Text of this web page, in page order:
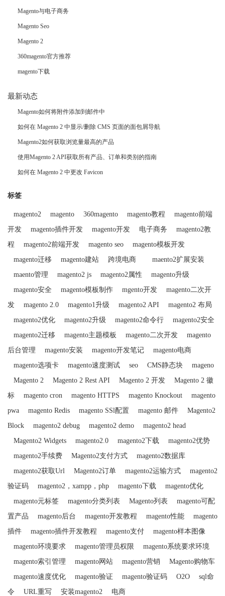
Magento与电子商务
Magento Seo
Magento 2
360magento官方推荐
magento下载
最新动态
Magento如何将附件添加到邮件中
如何在 Magento 2 中显示/删除 CMS 页面的面包屑导航
Magento2如何获取浏览量最高的产品
使用Magento 2 API获取所有产品、订单和类别的指南
如何在 Magento 2 中更改 Favicon
标签
magento2 magento 360magento magento教程
magento前端
开发
magento插件开发 magento开发 电子商务
magento2教
程
magento2前端开发 magento seo
magento模板开发
magento迁移
magento建站 跨境电商
maento2扩展安装
maento管理
magento2 js magento2属性
magento升级
magento安全
magento模板制作 mgento开发
magento二次开
发
magento 2.0 magento1升级 magento2 API
magento2 布局
magento2优化
magento2升级 magento2命令行
magento2安全
magento2迁移
magento主题模板 magento二次开发
magento
后台管理
magento安装 magento开发笔记
magento电商
magento选项卡
magento速度测试 seo CMS静态块
mageno
Magento 2
Magento 2 Rest API Magento 2 开发
Magento 2 徽
标
magento cron magento HTTPS magento Knockout
magento
pwa
magento Redis magento SSl配置 magento 邮件
Magento2
Block
magento2 debug magento2 demo
magento2 head
Magento2 Widgets
magento2.0 magento2下载
magento2优势
magento2手续费
Magento2支付方式
magento2数据库
magento2获取Url
Magento2订单 magento2运输方式
magento2
验证码
magento2，xampp，php magento下载
magento优化
magento元标签
magento分类列表 Magento列表
magento可配
置产品
magento后台 magento开发教程 magento性能
magento
插件
magento插件开发教程 magento支付
magento样本图像
magento环境要求
magento管理员权限
magento系统要求环境
magento索引管理
magento网站 magento营销
Magento购物车
magento速度优化
magento验证 magento验证码 O2O
sql命
令
URL重写 安装magento2 电商